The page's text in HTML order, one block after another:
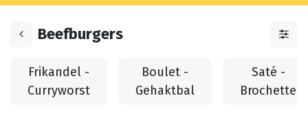
Beefburgers
Frikandel -
Curryworst
Boulet -
Gehaktbal
Saté -
Brochette